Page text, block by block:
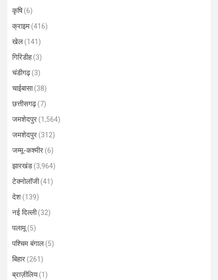
कृषि(6)
क्राइम(416)
खेल(141)
गिरिडीह(3)
चंडीगढ़(3)
चाईबासा(38)
छत्तीसगढ़(7)
जमशेदपुर(1,564)
जमशेदपुर(312)
जम्मू-कश्मीर(6)
झारखंड(3,964)
टेक्नोलॉजी(41)
देश(139)
नई दिल्ली(32)
पलामू(5)
पश्चिम बंगाल(5)
बिहार(261)
ब्राज़ीलिय(1)